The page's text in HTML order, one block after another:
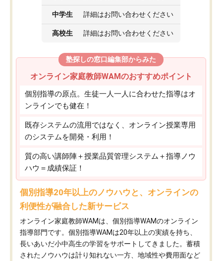
中学生 詳細はお問い合わせください
高校生 詳細はお問い合わせください
塾探しの窓口編集部からみた
オンライン家庭教師WAMのおすすめポイント
個別指導の原点。生徒一人一人に合わせた指導はオ
ンラインでも健在！
既存システムの流用ではなく、オンライン授業専用
のシステムを開発・利用！
質の高い講師陣＋授業品質管理システム＋指導ノウ
ハウ＝成績保証！
個別指導20年以上のノウハウと、オンラインの
利便性が融合した新サービス
オンライン家庭教師WAMは、個別指導WAMのオンライン
指導部門です。個別指導WAMは20年以上の実績を持ち、
長いあいだ小中高生の学習をサポートしてきました。蓄積
されたノウハウは計り知れない一方、地域性や費用面など